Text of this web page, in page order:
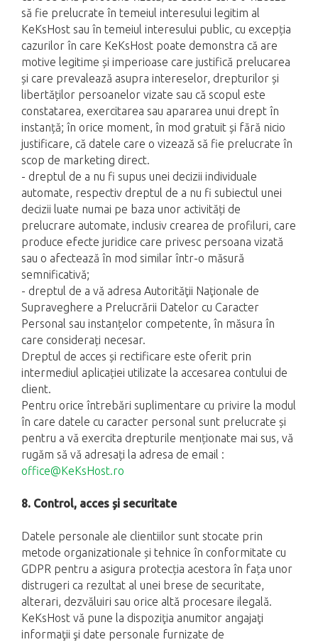
să fie prelucrate în temeiul interesului legitim al
KeKsHost sau în temeiul interesului public, cu excepția
cazurilor în care KeKsHost poate demonstra că are
motive legitime și imperioase care justifică prelucarea
și care prevalează asupra intereselor, drepturilor și
libertăților persoanelor vizate sau că scopul este
constatarea, exercitarea sau apararea unui drept în
instanță; în orice moment, în mod gratuit și fără nicio
justificare, că datele care o vizează să fie prelucrate în
scop de marketing direct.
- dreptul de a nu fi supus unei decizii individuale
automate, respectiv dreptul de a nu fi subiectul unei
decizii luate numai pe baza unor activități de
prelucrare automate, inclusiv crearea de profiluri, care
produce efecte juridice care privesc persoana vizată
sau o afectează în mod similar într-o măsură
semnificativă;
- dreptul de a vă adresa Autorităţii Naţionale de
Supraveghere a Prelucrării Datelor cu Caracter
Personal sau instanțelor competente, în măsura în
care considerați necesar.
Dreptul de acces și rectificare este oferit prin
intermediul aplicației utilizate la accesarea contului de
client.
Pentru orice întrebări suplimentare cu privire la modul
în care datele cu caracter personal sunt prelucrate și
pentru a vă exercita drepturile menționate mai sus, vă
rugăm să vă adresați la adresa de email :
office@KeKsHost.ro
8. Control, acces și securitate
Datele personale ale clientiilor sunt stocate prin
metode organizationale și tehnice în conformitate cu
GDPR pentru a asigura protecția acestora în fața unor
distrugeri ca rezultat al unei brese de securitate,
alterari, dezvăluiri sau orice altă procesare ilegală.
KeKsHost vă pune la dispoziţia anumitor angajaţi
informaţii şi date personale furnizate de